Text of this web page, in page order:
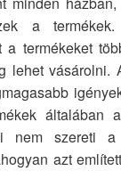
a
a termékeket
lehet vásárolni.
általában
nem szereti a
azt